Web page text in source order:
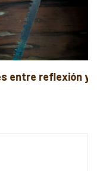
entre reflexión y